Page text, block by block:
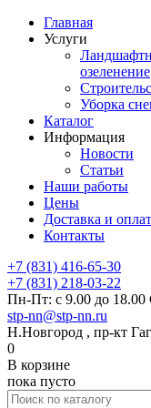
Главная
Услуги
озеленение
Уборка
Каталог
Информация
Новости
Статьи
Наши работы
Цены
Доставка и
Контакты
+7 (831) 416-65-30
+7 (831) 218-03-22
Пн-Пт: с 9.00 до 18.00
stp-nn@stp-nn.ru
Н.Новгород , пр-кт
0
В корзине
пока пусто